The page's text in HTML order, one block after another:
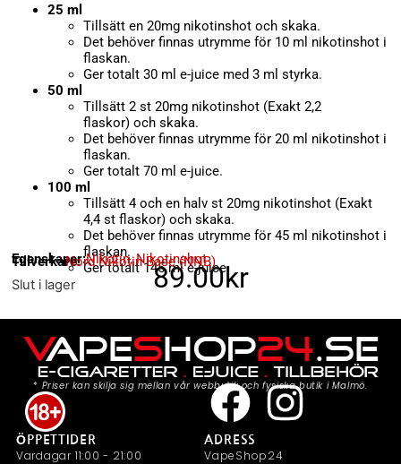
25 ml
Tillsätt en 20mg nikotinshot och skaka.
Det behöver finnas utrymme för 10 ml nikotinshot i
flaskan.
Ger totalt 30 ml e-juice med 3 ml styrka.
50 ml
Tillsätt 2 st 20mg nikotinshot (Exakt 2,2
flaskor) och skaka.
Det behöver finnas utrymme för 20 ml nikotinshot i
flaskan.
Ger totalt 70 ml e-juice.
100 ml
Tillsätt 4 och en halv st 20mg nikotinshot (Exakt
4,4 st flaskor) och skaka.
Det behöver finnas utrymme för 45 ml nikotinshot i
flaskan.
Ger totalt 145 ml e-juice.
Egenskaper:Nikotin,Nikotinshot
Tillverkare:Nord Nikotin Base (NNB)
89.00kr
Slut i lager
* Priser kan skilja sig mellan vår webbutik och fysiska butik i Malmö.
ÖPPETTIDER
Vardagar 11:00 - 21:00
ADRESS
VapeShop24